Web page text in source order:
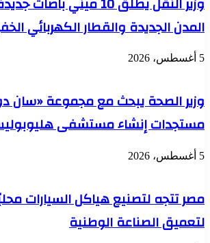
المدن الجديدة والقطار الكهربائي
5 أغسطس، 2026
وزير الصحة يبحث مع مجموعة «سان
مستجدات إنشاء مستشفى
5 أغسطس، 2026
مصر تتجه لتصنيع هياكل السيارات
لتعميق الصناعة الوطنية